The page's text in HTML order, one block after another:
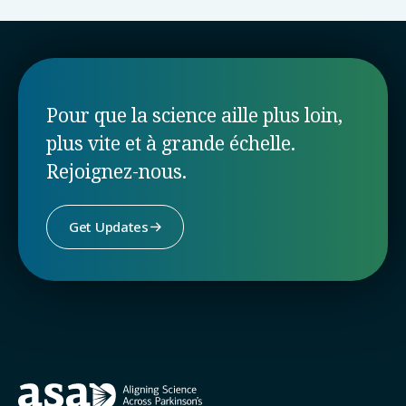
Pour que la science aille plus loin,
plus vite et à grande échelle.
Rejoignez-nous.
Get Updates